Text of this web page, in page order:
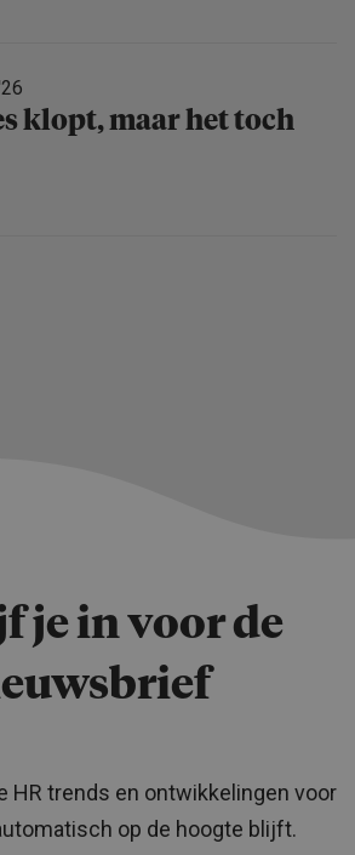
klopt, maar het toch
je in voor de
HR trends en ontwikkelingen voor
op de hoogte blijft.